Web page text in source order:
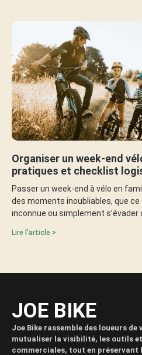
Organiser un week-end
pratiques et checklist
Passer un week-end à vélo en
des moments inoubliables, que
inconnue ou simplement s’évader
Lire l'article >
JOE BIKE
Joe Bike rassemble des loueurs
mutualiser la visibilité, les outils
commerciales, tout en préservant